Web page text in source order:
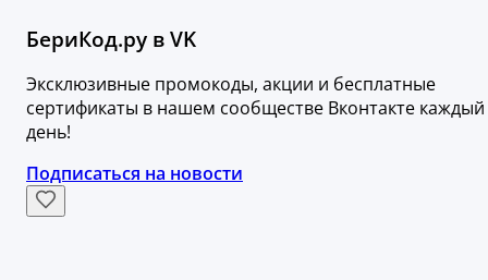
БериКод.ру в VK
Эксклюзивные промокоды, акции и бесплатные
сертификаты в нашем сообществе Вконтакте каждый
день!
Подписаться на новости